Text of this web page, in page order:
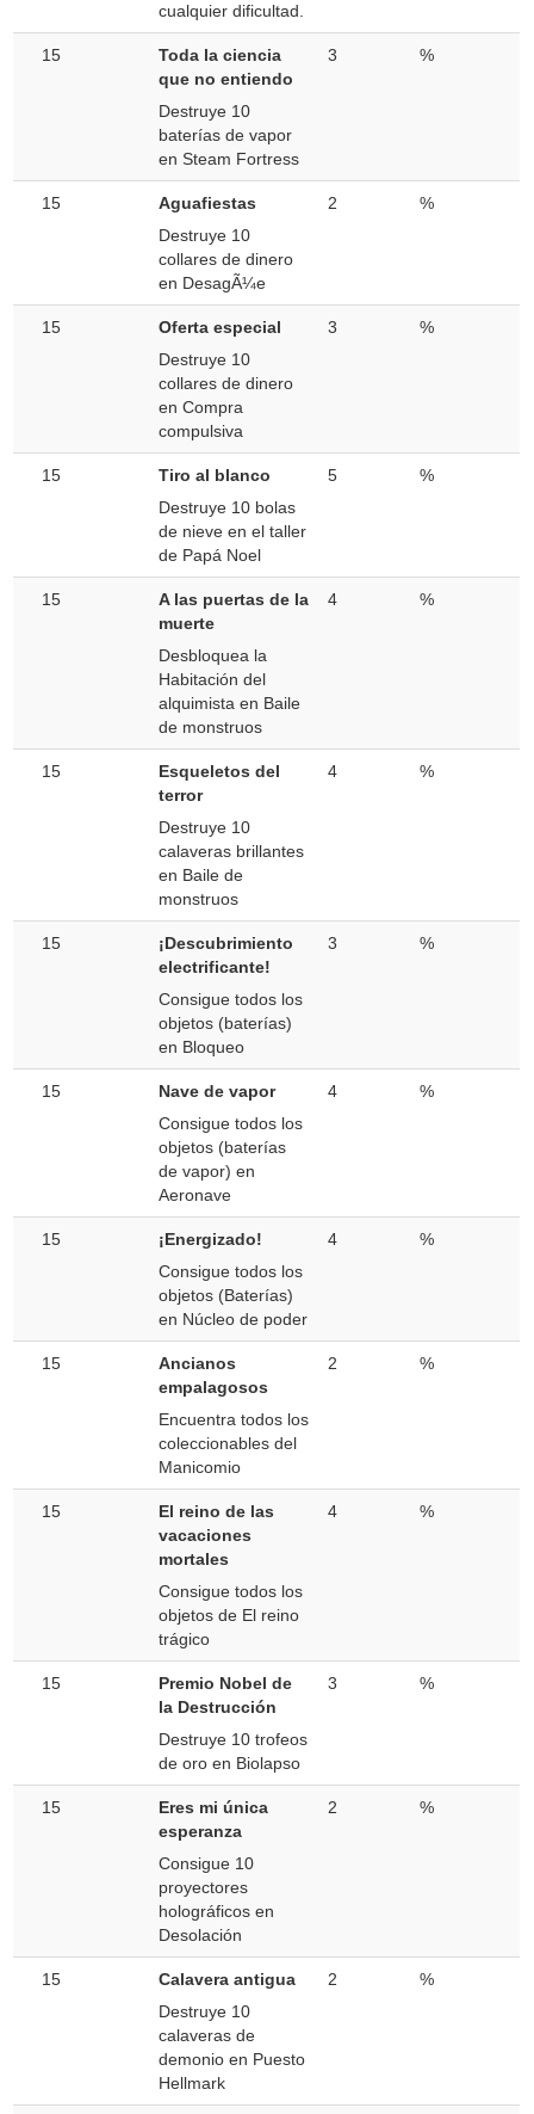
cualquier dificultad.
15
Toda la ciencia
que no entiendo
Destruye 10
baterías de vapor
en Steam Fortress
3 %
15
Aguafiestas
Destruye 10
collares de dinero
en DesagÃ¼e
2 %
15
Oferta especial
Destruye 10
collares de dinero
en Compra
compulsiva
3 %
15
Tiro al blanco
Destruye 10 bolas
de nieve en el taller
de Papá Noel
5 %
15
A las puertas de la
muerte
Desbloquea la
Habitación del
alquimista en Baile
de monstruos
4 %
15
Esqueletos del
terror
Destruye 10
calaveras brillantes
en Baile de
monstruos
4 %
15
¡Descubrimiento
electrificante!
Consigue todos los
objetos (baterías)
en Bloqueo
3 %
15
Nave de vapor
Consigue todos los
objetos (baterías
de vapor) en
Aeronave
4 %
15
¡Energizado!
Consigue todos los
objetos (Baterías)
en Núcleo de poder
4 %
15
Ancianos
empalagosos
Encuentra todos los
coleccionables del
Manicomio
2 %
15
El reino de las
vacaciones
mortales
Consigue todos los
objetos de El reino
trágico
4 %
15
Premio Nobel de
la Destrucción
Destruye 10 trofeos
de oro en Biolapso
3 %
15
Eres mi única
esperanza
Consigue 10
proyectores
holográficos en
Desolación
2 %
15
Calavera antigua
Destruye 10
calaveras de
demonio en Puesto
Hellmark
2 %